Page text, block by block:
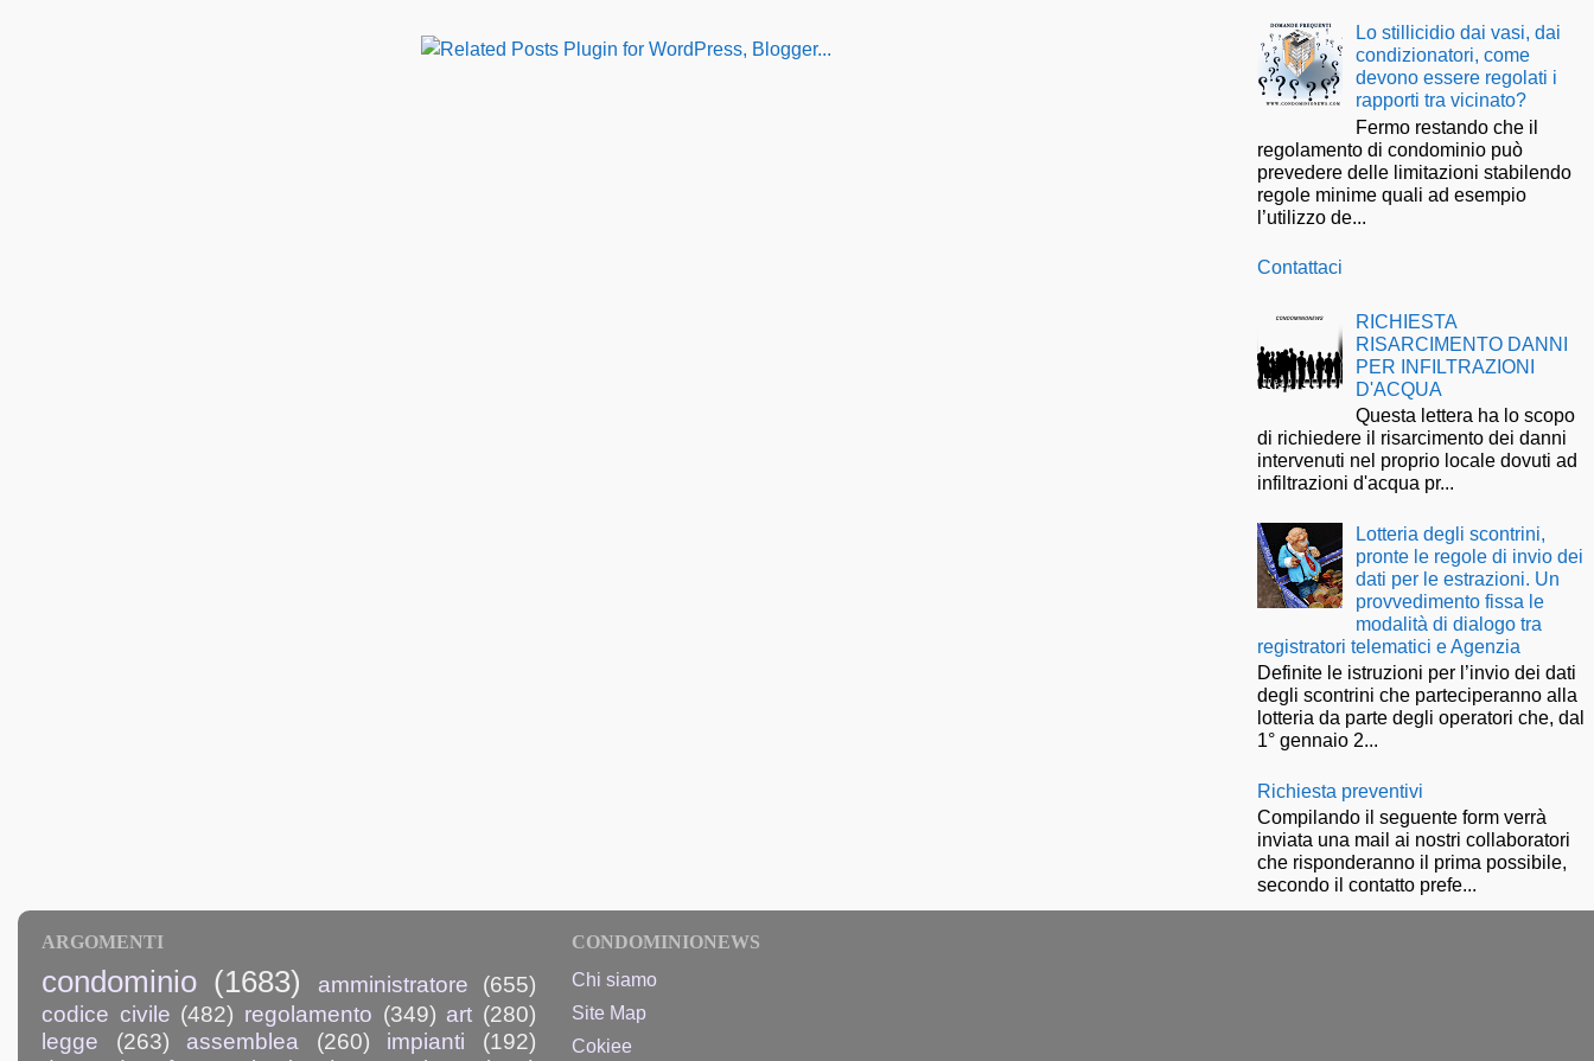
Lo stillicidio dai vasi, dai
condizionatori, come
devono essere regolati i
rapporti tra vicinato?
Fermo restando che il
regolamento di condominio può
prevedere delle limitazioni stabilendo
regole minime quali ad esempio
l’utilizzo de...
Contattaci
RICHIESTA
RISARCIMENTO DANNI
PER INFILTRAZIONI
D'ACQUA
Questa lettera ha lo scopo
di richiedere il risarcimento dei danni
intervenuti nel proprio locale dovuti ad
infiltrazioni d'acqua pr...
Lotteria degli scontrini,
pronte le regole di invio dei
dati per le estrazioni. Un
provvedimento fissa le
modalità di dialogo tra
registratori telematici e Agenzia
Definite le istruzioni per l’invio dei dati
degli scontrini che parteciperanno alla
lotteria da parte degli operatori che, dal
1° gennaio 2...
Richiesta preventivi
Compilando il seguente form verrà
inviata una mail ai nostri collaboratori
che risponderanno il prima possibile,
secondo il contatto prefe...
ARGOMENTI
condominio (1683) amministratore
(655)
codice civile (482) regolamento (349) art (280)
legge
(263) assemblea (260) impianti
(192)
CONDOMINIONEWS
Chi siamo
Site Map
Cokiee